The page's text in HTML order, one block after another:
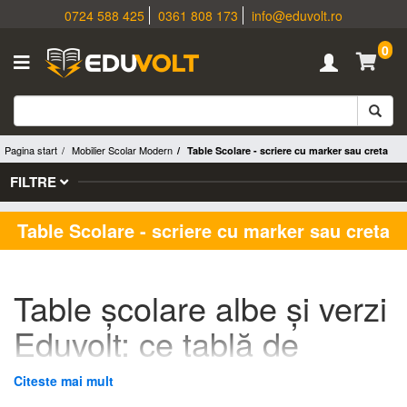
0724 588 425 0361 808 173
info@eduvolt.ro
0
Pagina start Mobilier Scolar Modern Table Scolare - scriere cu marker sau creta
FILTRE
Table Scolare - scriere cu marker sau creta
Table școlare albe și verzi
Eduvolt: ce tablă de
școală alegi pentru sala
Citeste mai mult